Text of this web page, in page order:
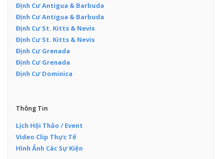
Định Cư Antigua & Barbuda
Định Cư Antigua & Barbuda
Định Cư St. Kitts & Nevis
Định Cư St. Kitts & Nevis
Định Cư Grenada
Định Cư Grenada
Định Cư Dominica
Thông Tin
Lịch Hội Thảo / Event
Video Clip Thực Tế
Hình Ảnh Các Sự Kiện